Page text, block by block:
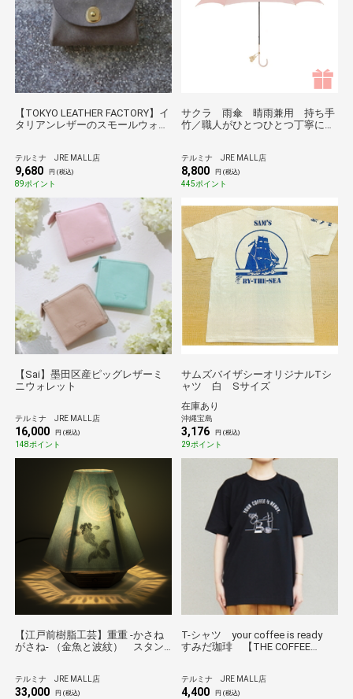
【TOKYO LEATHER FACTORY】イ
タリアンレザーのスモールウォレ
テルミナ JRE MALL店
9,680 円 (税込)
89ポイント
サクラ 雨傘 晴雨兼用 持ち手
竹／職人がひとつひとつ丁寧に作
テルミナ JRE MALL店
8,800 円 (税込)
445ポイント
【Sai】墨田区産ピッグレザーミ
ニウォレット
テルミナ JRE MALL店
16,000 円 (税込)
148ポイント
サムズバイザシーオリジナルTシ
ャツ 白 Sサイズ
在庫あり
沖縄宝島
3,176 円 (税込)
29ポイント
【江戸前樹脂工芸】重重 -かさね
がさね- （金魚と波紋） スタン
テルミナ JRE MALL店
33,000 円 (税込)
T-シャツ your coffee is ready
すみだ珈琲 【THE COFFEE
テルミナ JRE MALL店
4,400 円 (税込)